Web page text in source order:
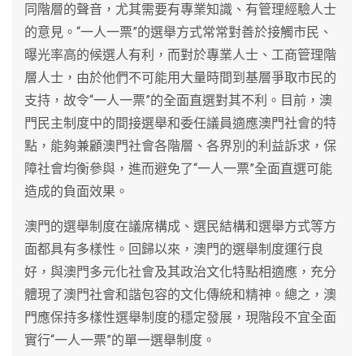
同階層的聲音，尤其需要有專業知識、有管理經驗人士
的意見。“一人一票”的選舉方式常常對善於接觸市民、
曝光率高的候選人有利，而對於專業人士、工商管理階
層人士，由於他們不可能用大量時間到基層爭取市民的
支持，故令“一人一票”的全面直選對其不利。目前，澳
門民主制度中的間接選舉和委任議員適應澳門社會的特
點，能夠兼顧澳門社會各階層、各界別的利益訴求，保
障社會均衡參與，進而避免了“一人一票”全面直選可能
造成的負面效果。
澳門的選舉制度在議席構成、選民結構和選舉方式等方
面都具有多樣性。回歸以來，澳門的選舉制度運行良
好，與澳門多元化社會及其政治文化特點相適應，充分
體現了澳門社會和諧包容的文化傳統和精神。總之，澳
門應保持多樣性選舉制度的穩定發展，現階段不宜全面
實行“一人一票”的單一選舉制度。